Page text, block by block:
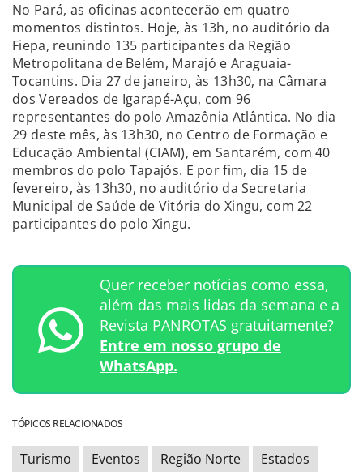
No Pará, as oficinas acontecerão em quatro
momentos distintos. Hoje, às 13h, no auditório da
Fiepa, reunindo 135 participantes da Região
Metropolitana de Belém, Marajó e Araguaia-
Tocantins. Dia 27 de janeiro, às 13h30, na Câmara
dos Vereados de Igarapé-Açu, com 96
representantes do polo Amazônia Atlântica. No dia
29 deste mês, às 13h30, no Centro de Formação e
Educação Ambiental (CIAM), em Santarém, com 40
membros do polo Tapajós. E por fim, dia 15 de
fevereiro, às 13h30, no auditório da Secretaria
Municipal de Saúde de Vitória do Xingu, com 22
participantes do polo Xingu.
Quer receber notícias como essa,
além das mais lidas da semana e a
Revista PANROTAS gratuitamente?
Entre em nosso grupo de
WhatsApp.
TÓPICOS RELACIONADOS
Turismo Eventos Região Norte
Estados